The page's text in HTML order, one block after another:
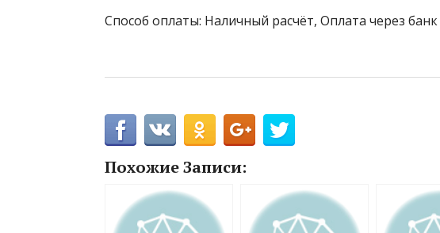
Способ оплаты: Наличный расчёт, Оплата через банк
Похожие Записи: